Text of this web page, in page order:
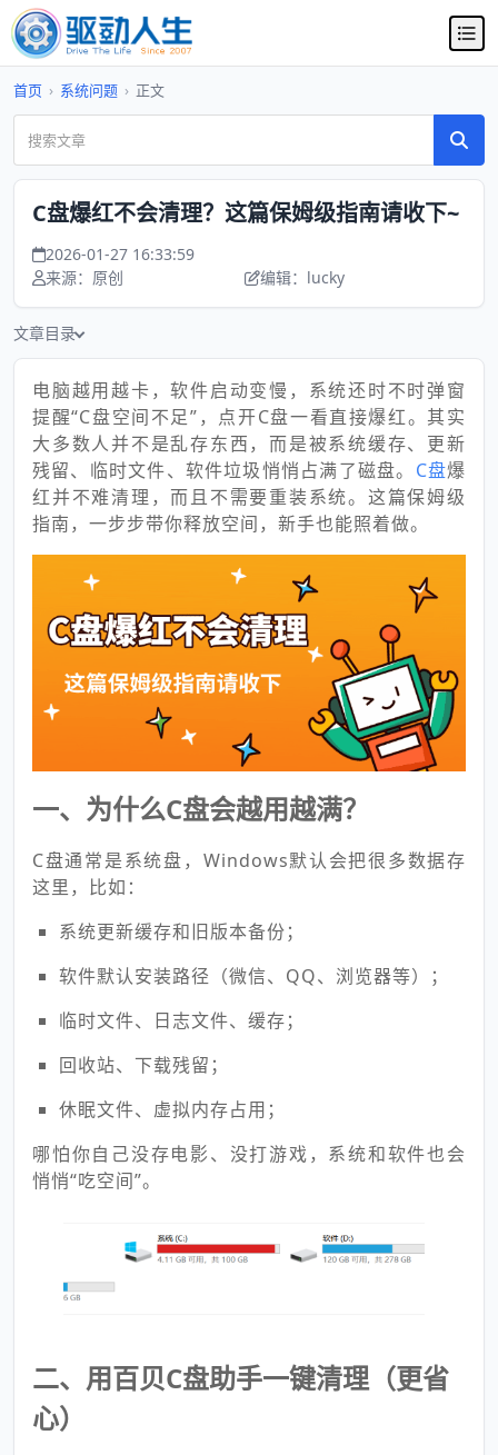
首页 › 系统问题 › 正文
C盘爆红不会清理？这篇保姆级指南请收下~
2026-01-27 16:33:59
来源：原创
编辑：lucky
文章目录
电脑越用越卡，软件启动变慢，系统还时不时弹窗
提醒“C盘空间不足”，点开C盘一看直接爆红。其实
大多数人并不是乱存东西，而是被系统缓存、更新
残留、临时文件、软件垃圾悄悄占满了磁盘。 C盘爆
红并不难清理，而且不需要重装系统。这篇保姆级
指南，一步步带你释放空间，新手也能照着做。
一、为什么C盘会越用越满？
C盘通常是系统盘，Windows默认会把很多数据存
这里，比如：
系统更新缓存和旧版本备份；
软件默认安装路径（微信、QQ、浏览器等）；
临时文件、日志文件、缓存；
回收站、下载残留；
休眠文件、虚拟内存占用；
哪怕你自己没存电影、没打游戏，系统和软件也会
悄悄“吃空间”。
二、用百贝C盘助手一键清理（更省
心）